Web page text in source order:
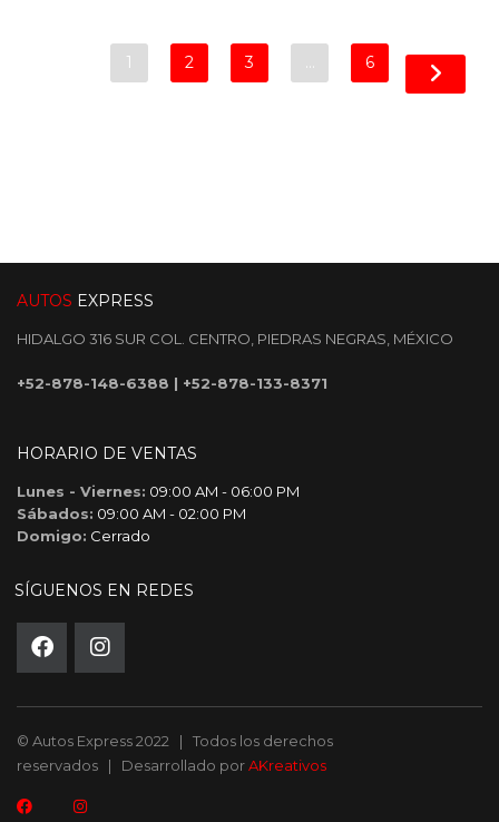
1 2 3 … 6
AUTOS EXPRESS
HIDALGO 316 SUR COL. CENTRO, PIEDRAS NEGRAS, MÉXICO
+52-878-148-6388 | +52-878-133-8371
HORARIO DE VENTAS
Lunes - Viernes: 09:00 AM - 06:00 PM
Sábados: 09:00 AM - 02:00 PM
Domigo: Cerrado
SÍGUENOS EN REDES
© Autos Express 2022 | Todos los derechos
reservados | Desarrollado porAKreativos